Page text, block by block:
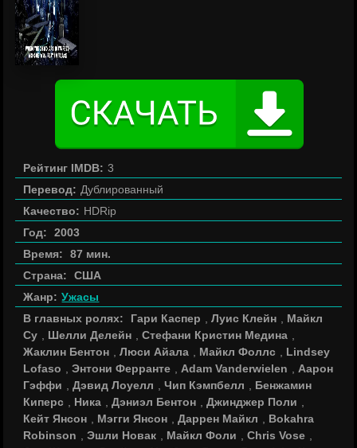
Рейтинг IMDB: 3
Перевод: Дублированный
Качество: HDRip
Год:
2003
Время:
87 мин.
Страна:
США
Жанр: Ужасы
В главных ролях:
Гари Каспер ,Луис Клейн
Майкл
Су
Шелли Делейн ,Стефани Кристин Медина
Жаклин Бентон
,Люси Айала Майкл Фоллс
Lindsey
Lofaso
,Энтони Ферранте Adam Vanderwielen
Аарон
Гэффи
,Дэвид Лоуелл ,Чип Кэмпбелл
Бенжамин
Киперс
Ника ,Дэниэл Бентон ,Джинджер Поли
Кейт Янсон
Мэгги Янсон ,Даррен Майкл
Bokahra
Robinson
,Эшли Новак Майкл Фоли ,Chris Vose